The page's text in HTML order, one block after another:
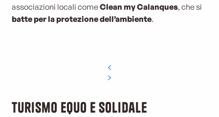
associazioni locali comeClean my Calanques, che si
batte per la protezione dell’ambiente.
Turismo equo e solidale